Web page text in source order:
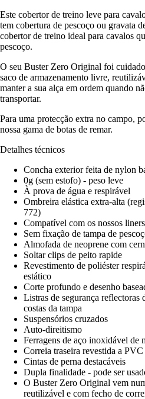
Este cobertor de treino leve para
tem cobertura de pescoço ou gravata
cobertor de treino ideal para cavalos
pescoço.
O seu Buster Zero Original foi
saco de armazenamento livre,
manter a sua alça em ordem quando
transportar.
Para uma protecção extra no campo,
nossa gama de botas de remar.
Detalhes técnicos
Concha exterior feita de nylon
0g (sem estofo) - peso leve
À prova de água e respirável
Ombreira elástica extra-alta
772)
Compatível com os nossos
Sem fixação de tampa de
Almofada de neoprene com
Soltar clips de peito rapide
Revestimento de poliéster
estático
Corte profundo e desenho
Listras de segurança reflectoras
costas da tampa
Suspensórios cruzados
Auto-direitismo
Ferragens de aço inoxidável de
Correia traseira revestida a PVC
Cintas de perna destacáveis
Dupla finalidade - pode ser
O Buster Zero Original vem
reutilizável e com fecho de